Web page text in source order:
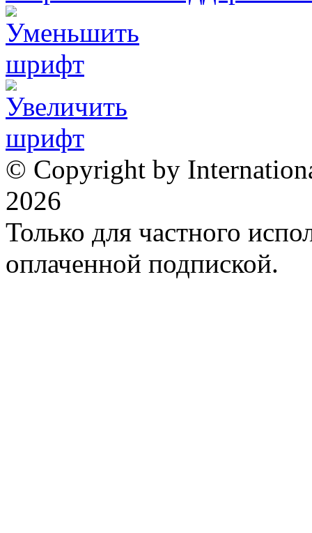
© Copyright by
2026
Только для частного
оплаченной подпиской.